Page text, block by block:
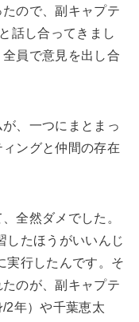
たので、副キャプテ
話し合ってきまし
員で意見を出し合
、一つにまとまっ
ングと仲間の存在
全然ダメでした。
したほうがいいんじ
実行したんです。そ
のが、副キャプテ
2年）や千葉恵太